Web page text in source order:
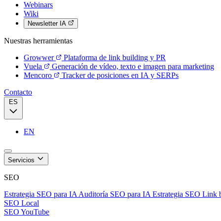
Webinars
Wiki
Newsletter IA
Nuestras herramientas
Growwer
Plataforma de link building y PR
Vuela
Generación de vídeo, texto e imagen para marketing
Mencoro
Tracker de posiciones en IA y SERPs
Contacto
EN
Servicios
SEO
Estrategia SEO para IA Auditoría SEO para IA Estrategia SEO Link
SEO Local
SEO YouTube